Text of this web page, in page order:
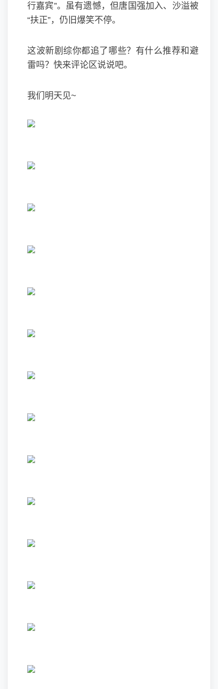
行嘉宾”。虽有遗憾，但唐国强加入、沙溢被
“扶正”，仍旧爆笑不停。
这波新剧综你都追了哪些？有什么推荐和避
雷吗？快来评论区说说吧。
我们明天见~